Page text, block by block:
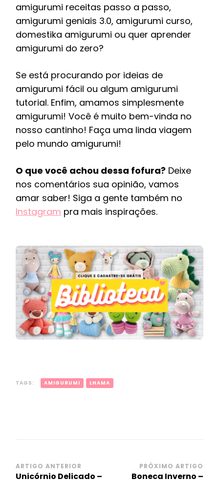
amigurumi receitas passo a passo,
amigurumi geniais 3.0, amigurumi curso,
domestika amigurumi ou quer aprender
amigurumi do zero?
Se está procurando por ideias de
amigurumi fácil ou algum amigurumi
tutorial. Enfim, amamos simplesmente
amigurumi! Você é muito bem-vinda no
nosso cantinho! Faça uma linda viagem
pelo mundo amigurumi!
O que você achou dessa fofura? Deixe
nos comentários sua opinião, vamos
amar saber! Siga a gente também no
Instagram pra mais inspirações.
TAGS: AMIGURUMI LHAMA
Navegação
ARTIGO ANTERIOR
Unicórnio Delicado –
PRÓXIMO ARTIGO
Boneca Inverno –